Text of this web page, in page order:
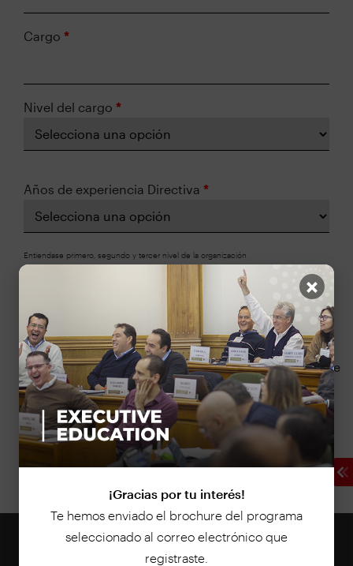
×
¡Gracias por tu interés!
Te hemos enviado el brochure del programa
seleccionado al correo electrónico que
registraste.
Cargo *
Nivel del cargo *
Años de experiencia Directiva *
Entiendase primero, segundo y tercer nivel de la organización
Sí doy autorización expresa para el tratamiento de
los datos aquí consignados, por parte de INALDE
Business School, según supolítica de privacidad y
tratamiento de datos *